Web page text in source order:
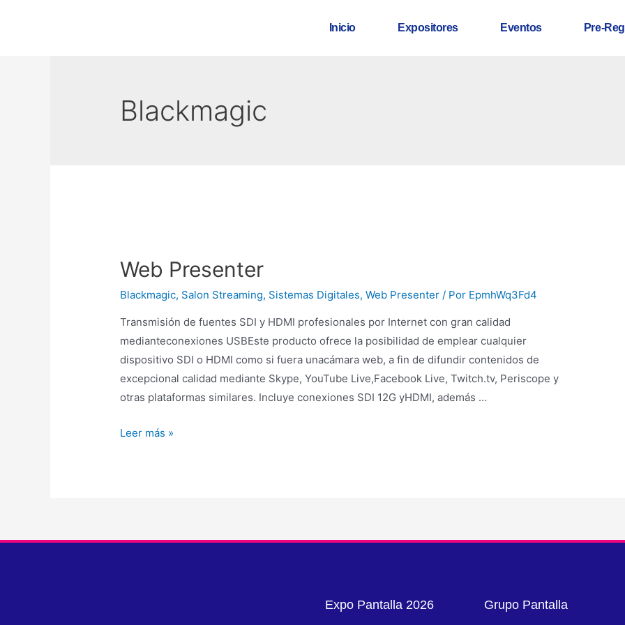
Inicio Expositores Eventos Pre-
Blackmagic
Web Presenter
Blackmagic, Salon Streaming, Sistemas Digitales,Web Presenter / Por EpmhWq3Fd4
Transmisión de fuentes SDI y HDMI profesionales por Internet con gran calidad
medianteconexiones USBEste producto ofrece la posibilidad de emplear cualquier
dispositivo SDI o HDMI como si fuera unacámara web, a fin de difundir contenidos de
excepcional calidad mediante Skype, YouTube Live,Facebook Live, Twitch.tv, Periscope y
otras plataformas similares. Incluye conexiones SDI 12G yHDMI, además …
Leer más »
Expo Pantalla 2026 Grupo Pantalla